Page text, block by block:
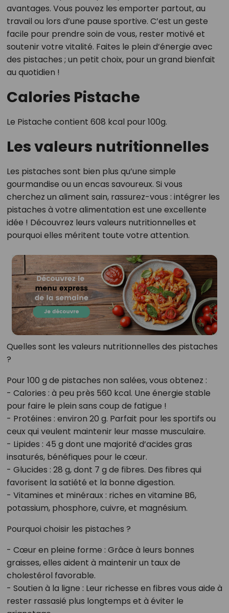
avantages. Vous pouvez les emporter partout, au
travail ou lors d’une pause sportive. C’est un geste
facile pour prendre soin de vous, rester motivé et
soutenir votre vitalité. Faites le plein d’énergie avec
des pistaches ; un petit choix, pour un grand bienfait
au quotidien !
Calories Pistache
Le Pistache contient 608 kcal pour 100g.
Les valeurs nutritionnelles
Les pistaches sont bien plus qu’une simple
gourmandise ou un encas savoureux. Si vous
cherchez un aliment sain, rassurez-vous : intégrer les
pistaches à votre alimentation est une excellente
idée ! Découvrez leurs valeurs nutritionnelles et
pourquoi elles méritent toute votre attention.
Quelles sont les valeurs nutritionnelles des pistaches
?
Pour 100 g de pistaches non salées, vous obtenez :
- Calories : à peu près 560 kcal. Une énergie stable
pour faire le plein sans coup de fatigue !
- Protéines : environ 20 g. Parfait pour les sportifs ou
ceux qui veulent maintenir leur masse musculaire.
- Lipides : 45 g dont une majorité d’acides gras
insaturés, bénéfiques pour le cœur.
- Glucides : 28 g, dont 7 g de fibres. Des fibres qui
favorisent la satiété et la bonne digestion.
- Vitamines et minéraux : riches en vitamine B6,
potassium, phosphore, cuivre, et magnésium.
Pourquoi choisir les pistaches ?
- Cœur en pleine forme : Grâce à leurs bonnes
graisses, elles aident à maintenir un taux de
cholestérol favorable.
- Soutien à la ligne : Leur richesse en fibres vous aide à
rester rassasié plus longtemps et à éviter le